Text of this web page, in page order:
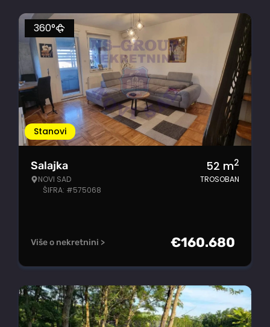
Stanovi
360°
Salajka
NOVI SAD
ŠIFRA: #575068
52 m2
TROSOBAN
Više o nekretnini > €160.680